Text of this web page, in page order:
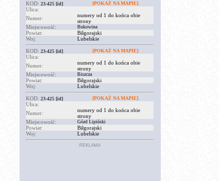
KOD: 23-425 [id] [POKAŻ NA MAPIE]
Ulica:
Numer:
numery od 1 do końca obie
strony
Miejscowość:
Bukowina
Powiat:
Biłgorajski
Woj:
Lubelskie
KOD: 23-425 [id] [POKAŻ NA MAPIE]
Ulica:
Numer:
numery od 1 do końca obie
strony
Miejscowość:
Biszcza
Powiat:
Biłgorajski
Woj:
Lubelskie
KOD: 23-425 [id] [POKAŻ NA MAPIE]
Ulica:
Numer:
numery od 1 do końca obie
strony
Miejscowość:
Gózd Lipiński
Powiat:
Biłgorajski
Woj:
Lubelskie
REKLAMA